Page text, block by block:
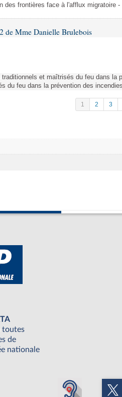
des frontières face à l'afflux migratoire
de Mme Danielle Brulebois
et maîtrisés du feu dans la
du feu dans la prévention des
1 2 3
toutes
de
nationale